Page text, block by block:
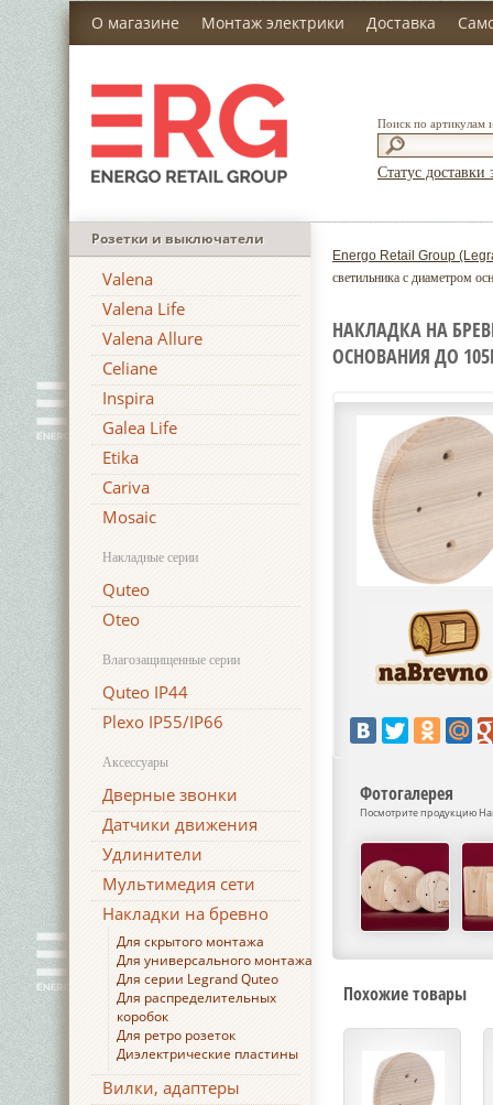
О магазине Монтаж электрики Доставка
Поиск по артикулам
Статус доставки
Розетки и выключатели
Valena
Valena Life
Valena Allure
Celiane
Inspira
Galea Life
Etika
Cariva
Mosaic
Накладные серии
Quteo
Oteo
Влагозащищенные серии
Quteo IP44
Plexo IP55/IP66
Аксессуары
Дверные звонки
Датчики движения
Удлинители
Мультимедия сети
Накладки на бревно
Для скрытого монтажа
Для универсального монтажа
Для серии Legrand Quteo
Для распределительных
коробок
Для ретро розеток
Диэлектрические пластины
Вилки, адаптеры
Energo Retail Group
светильника с диаметром
НАКЛАДКА НА
ОСНОВАНИЯ ДО
Фотогалерея
Посмотрите продукцию
Похожие товары